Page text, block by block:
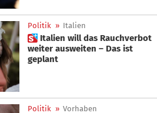
Politik » Italien
 Italien will das Rauchverbot
weiter ausweiten – Das ist
geplant
Politik » Vorhaben